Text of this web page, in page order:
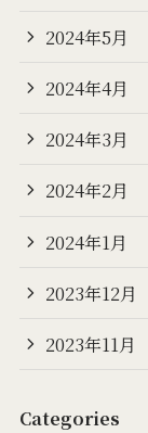
2024年5月
2024年4月
2024年3月
2024年2月
2024年1月
2023年12月
2023年11月
Categories